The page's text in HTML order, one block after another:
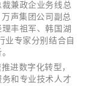
兼政企业务线总
声集团公司副总
丰祖军、韩国湖
业专家分别结合自
进数字化转型，
和专业技术人才